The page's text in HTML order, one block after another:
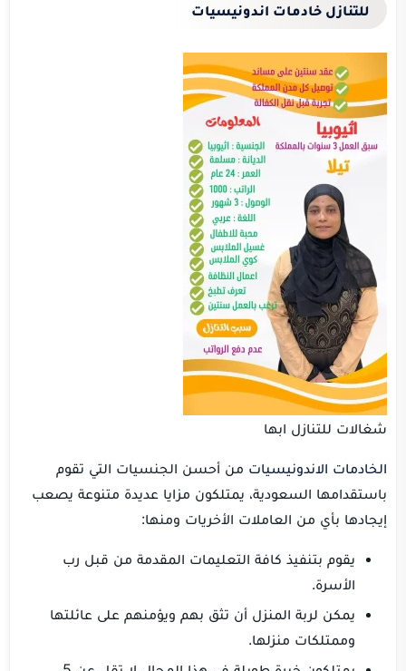
للتنازل خادمات اندونيسيات
شغالات للتنازل ابها
الخادمات الاندونيسيات من أحسن الجنسيات التي تقوم
باستقدامها السعودية، يمتلكون مزايا عديدة متنوعة يصعب
إيجادها بأي من العاملات الأخريات ومنها:
يقوم بتنفيذ كافة التعليمات المقدمة من قبل رب
الأسرة.
يمكن لربة المنزل أن تثق بهم ويؤمنهم على عائلتها
وممتلكات منزلها.